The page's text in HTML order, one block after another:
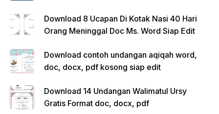
Download 8 Ucapan Di Kotak Nasi 40 Hari
Orang Meninggal Doc Ms. Word Siap Edit
Download contoh undangan aqiqah word,
doc, docx, pdf kosong siap edit
Download 14 Undangan Walimatul Ursy
Gratis Format doc, docx, pdf